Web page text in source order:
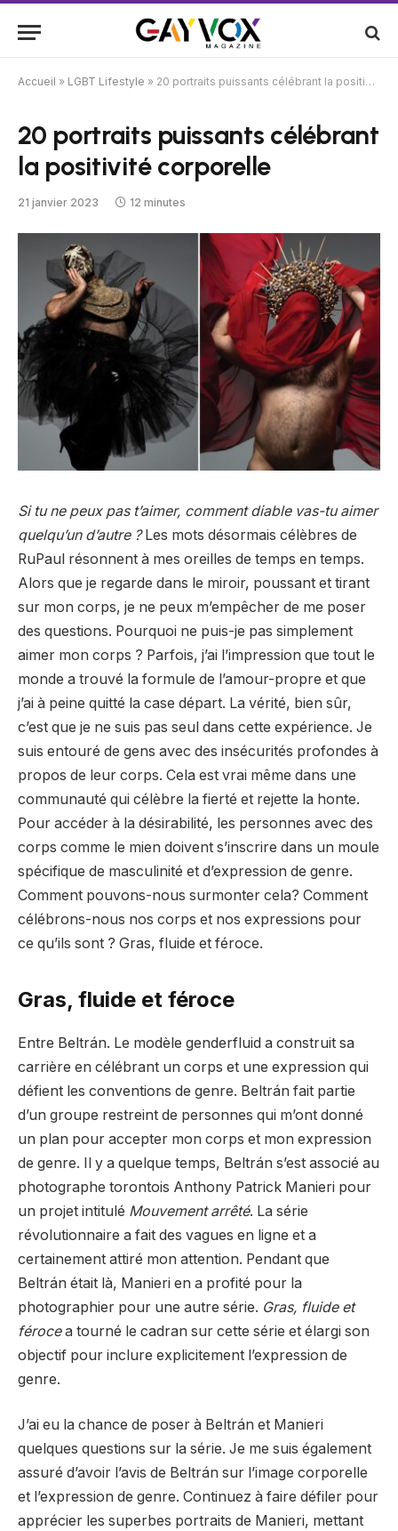
Accueil » LGBT Lifestyle » 20 portraits puissants célébrant la positivité corporelle
20 portraits puissants célébrant
la positivité corporelle
21 janvier 2023 12 minutes
Si tu ne peux pas t’aimer, comment diable vas-tu aimer
quelqu’un d’autre ?Les mots désormais célèbres de
RuPaul résonnent à mes oreilles de temps en temps.
Alors que je regarde dans le miroir, poussant et tirant
sur mon corps, je ne peux m’empêcher de me poser
des questions. Pourquoi ne puis-je pas simplement
aimer mon corps ? Parfois, j’ai l’impression que tout le
monde a trouvé la formule de l’amour-propre et que
j’ai à peine quitté la case départ. La vérité, bien sûr,
c’est que je ne suis pas seul dans cette expérience. Je
suis entouré de gens avec des insécurités profondes à
propos de leur corps. Cela est vrai même dans une
communauté qui célèbre la fierté et rejette la honte.
Pour accéder à la désirabilité, les personnes avec des
corps comme le mien doivent s’inscrire dans un moule
spécifique de masculinité et d’expression de genre.
Comment pouvons-nous surmonter cela? Comment
célébrons-nous nos corps et nos expressions pour
ce qu’ils sont ? Gras, fluide et féroce.
Gras, fluide et féroce
Entre Beltrán. Le modèle genderfluid a construit sa
carrière en célébrant un corps et une expression qui
défient les conventions de genre. Beltrán fait partie
d’un groupe restreint de personnes qui m’ont donné
un plan pour accepter mon corps et mon expression
de genre. Il y a quelque temps, Beltrán s’est associé au
photographe torontois Anthony Patrick Manieri pour
un projet intitulé Mouvement arrêté. La série
révolutionnaire a fait des vagues en ligne et a
certainement attiré mon attention. Pendant que
Beltrán était là, Manieri en a profité pour la
photographier pour une autre série. Gras, fluide et
férocea tourné le cadran sur cette série et élargi son
objectif pour inclure explicitement l’expression de
genre.
J’ai eu la chance de poser à Beltrán et Manieri
quelques questions sur la série. Je me suis également
assuré d’avoir l’avis de Beltrán sur l’image corporelle
et l’expression de genre. Continuez à faire défiler pour
apprécier les superbes portraits de Manieri, mettant